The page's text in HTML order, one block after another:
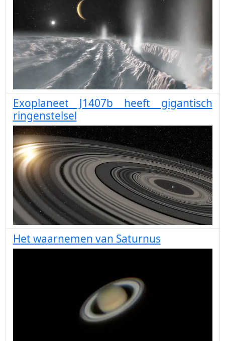
Exoplaneet J1407b heeft gigantisch
ringenstelsel
Het waarnemen van Saturnus